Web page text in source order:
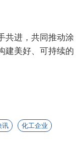
共进，共同推动涂
建美好、可持续的
讯
化工企业